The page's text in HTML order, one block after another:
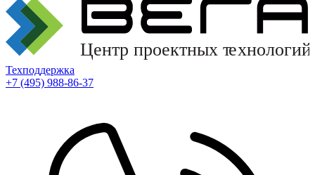
Техподдержка
+7 (495) 988-86-37